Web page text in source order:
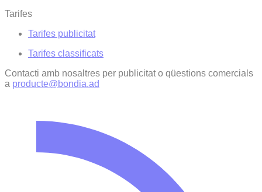
Tarifes
Tarifes publicitat
Tarifes classificats
Contacti amb nosaltres per publicitat o qüestions comercials
a producte@bondia.ad